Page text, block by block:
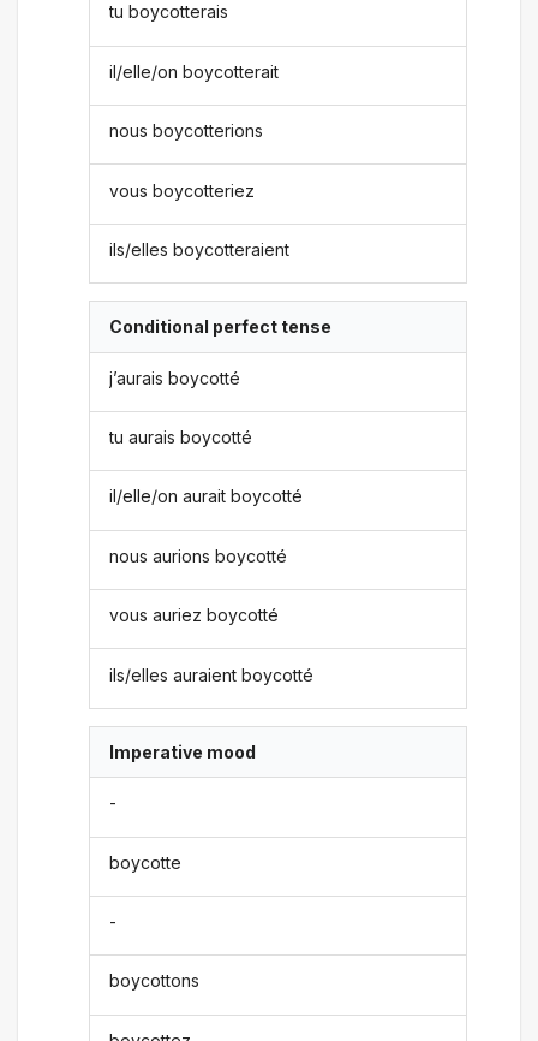
tu boycotterais
il/elle/on boycotterait
nous boycotterions
vous boycotteriez
ils/elles boycotteraient
Conditional perfect tense
j’aurais boycotté
tu aurais boycotté
il/elle/on aurait boycotté
nous aurions boycotté
vous auriez boycotté
ils/elles auraient boycotté
Imperative mood
-
boycotte
-
boycottons